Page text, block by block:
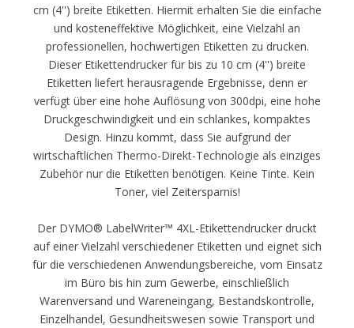
cm (4'') breite Etiketten. Hiermit erhalten Sie die einfache
und kosteneffektive Möglichkeit, eine Vielzahl an
professionellen, hochwertigen Etiketten zu drucken.
Dieser Etikettendrucker für bis zu 10 cm (4'') breite
Etiketten liefert herausragende Ergebnisse, denn er
verfügt über eine hohe Auflösung von 300dpi, eine hohe
Druckgeschwindigkeit und ein schlankes, kompaktes
Design. Hinzu kommt, dass Sie aufgrund der
wirtschaftlichen Thermo-Direkt-Technologie als einziges
Zubehör nur die Etiketten benötigen. Keine Tinte. Kein
Toner, viel Zeitersparnis!
Der DYMO® LabelWriter™ 4XL-Etikettendrucker druckt
auf einer Vielzahl verschiedener Etiketten und eignet sich
für die verschiedenen Anwendungsbereiche, vom Einsatz
im Büro bis hin zum Gewerbe, einschließlich
Warenversand und Wareneingang, Bestandskontrolle,
Einzelhandel, Gesundheitswesen sowie Transport und